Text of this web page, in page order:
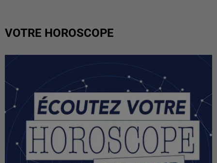
VOTRE HOROSCOPE